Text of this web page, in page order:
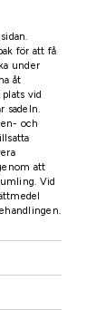
för att få
under
åt
vid
sadeln.
och
att
Vid